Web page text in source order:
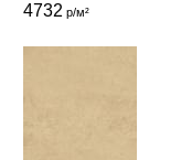
4732 р/м²